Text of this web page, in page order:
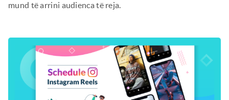
mund të arrini audienca të reja.